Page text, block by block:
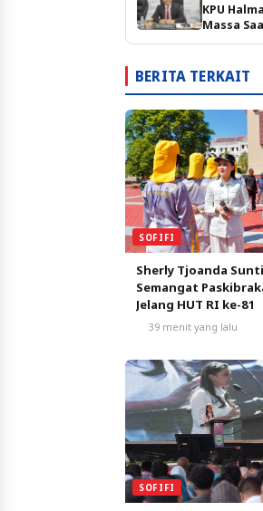
KPU
Massa
BERITA TERKAIT
SOFIFI
Sherly Tjoanda
Semangat
Jelang HUT RI ke-81
39 menit yang lalu
SOFIFI